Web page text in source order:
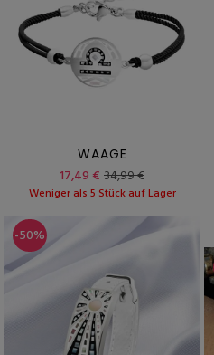
WAAGE
17,49 € 34,99 €
Weniger als 5 Stück auf Lager
-50%